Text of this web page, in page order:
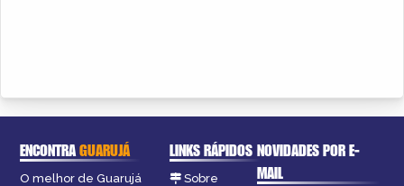
ENCONTRAGUARUJÁ
O melhor de Guarujá
LINKS RÁPIDOS
Sobre
NOVIDADES POR E-
MAIL